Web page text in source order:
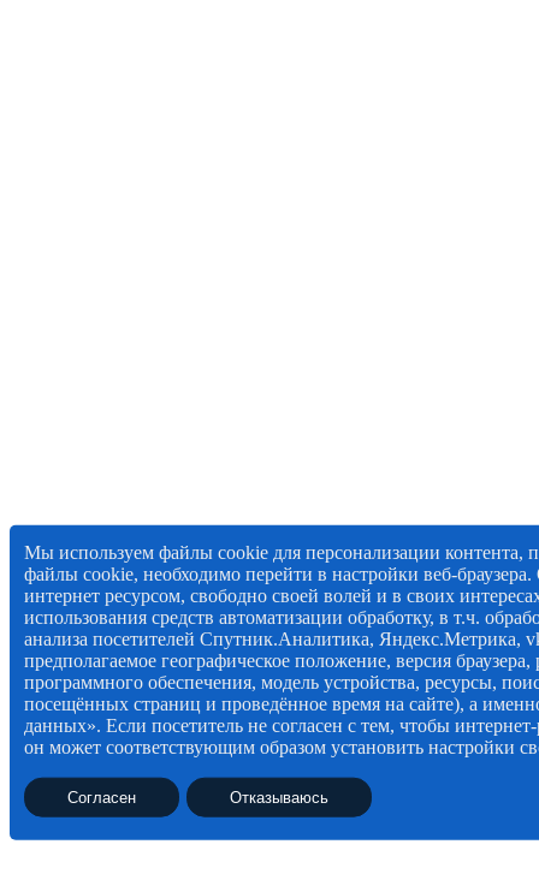
Мы используем файлы cookie для персонализации контента,
файлы cookie, необходимо перейти в настройки веб-
интернет ресурсом, свободно своей волей и в своих
использования средств автоматизации обработку, в т.ч.
анализа посетителей Спутник.Аналитика, Яндекс.Метрика,
предполагаемое географическое положение, версия
программного обеспечения, модель устройства, ресурсы,
посещённых страниц и проведённое время на сайте), а
данных». Если посетитель не согласен с тем, чтобы
он может соответствующим образом установить настройки
Согласен Отказываюсь